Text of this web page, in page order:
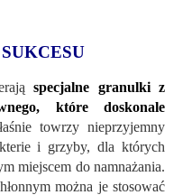
specjalne granulki z
które doskonale
towrzy nieprzyjemny
i grzyby, dla których
miejscem do namnażania.
można je stosować